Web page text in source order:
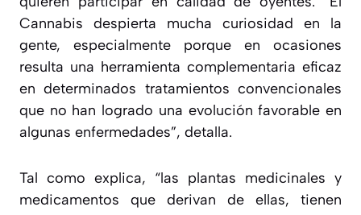
Cannabis despierta mucha curiosidad en la
gente, especialmente porque en ocasiones
resulta una herramienta complementaria eficaz
en determinados tratamientos convencionales
que no han logrado una evolución favorable en
algunas enfermedades”, detalla.
Tal como explica, “las plantas medicinales y
medicamentos que derivan de ellas, tienen